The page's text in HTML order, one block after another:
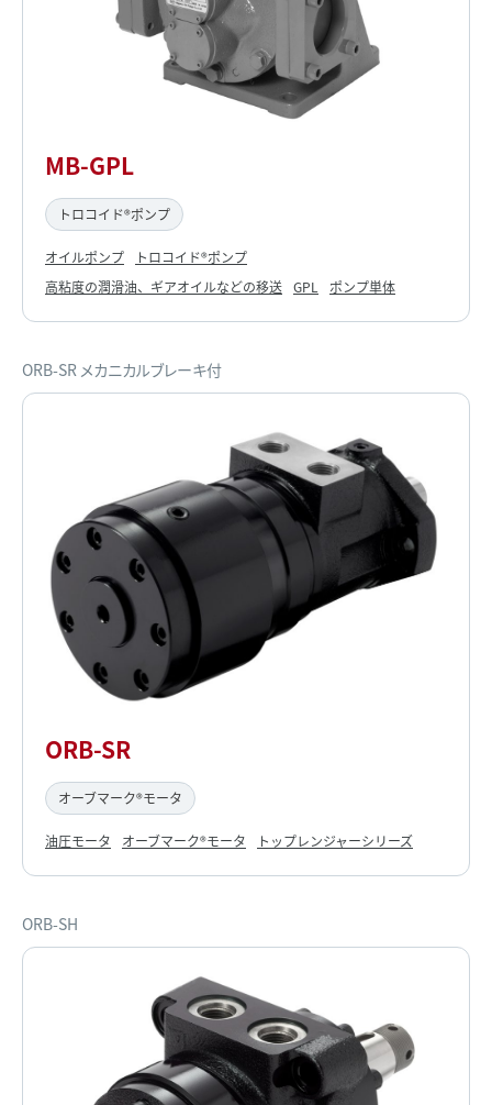
MB-GPL
トロコイド®ポンプ
オイルポンプ
トロコイド®ポンプ
高粘度の潤滑油、ギアオイルなどの移送 GPL ポンプ単体
ORB-SR メカニカルブレーキ付
ORB-SR
オーブマーク®モータ
油圧モータ オーブマーク®モータ トップレンジャーシリーズ
ORB-SH